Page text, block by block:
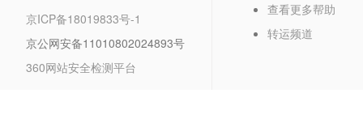
京ICP备18019833号-1
京公网安备11010802024893号
360网站安全检测平台
查看更多帮助
转运频道